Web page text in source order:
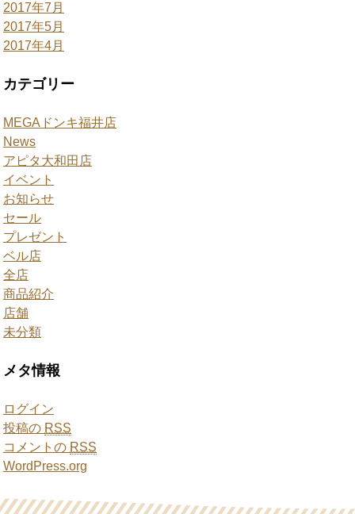
2017年7月
2017年5月
2017年4月
カテゴリー
MEGAドンキ福井店
News
アピタ大和田店
イベント
お知らせ
セール
プレゼント
ベル店
全店
商品紹介
店舗
未分類
メタ情報
ログイン
投稿の RSS
コメントの RSS
WordPress.org